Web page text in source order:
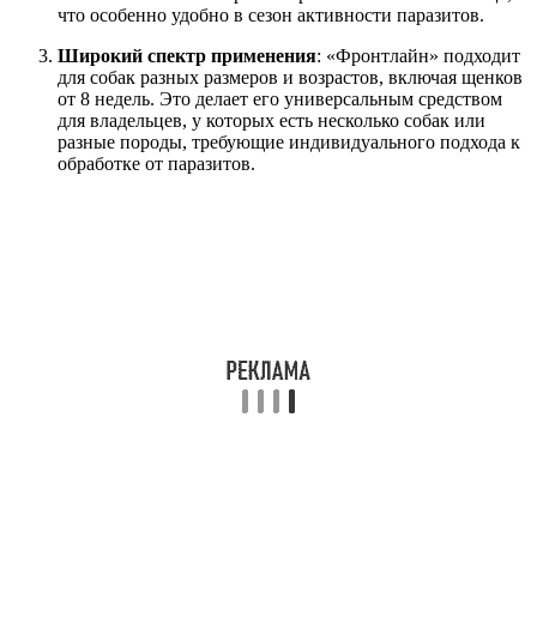
что особенно удобно в сезон активности паразитов.
Широкий спектр применения: «Фронтлайн» подходит
для собак разных размеров и возрастов, включая щенков
от 8 недель. Это делает его универсальным средством
для владельцев, у которых есть несколько собак или
разные породы, требующие индивидуального подхода к
обработке от паразитов.